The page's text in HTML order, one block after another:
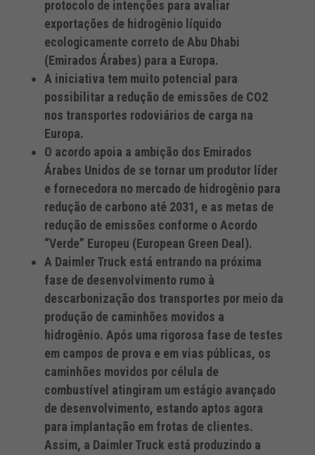
protocolo de intenções para avaliar
exportações de hidrogênio líquido
ecologicamente correto de Abu Dhabi
(Emirados Árabes) para a Europa.
A iniciativa tem muito potencial para
possibilitar a redução de emissões de CO2
nos transportes rodoviários de carga na
Europa.
O acordo apoia a ambição dos Emirados
Árabes Unidos de se tornar um produtor líder
e fornecedora no mercado de hidrogênio para
redução de carbono até 2031, e as metas de
redução de emissões conforme o Acordo
“Verde” Europeu (European Green Deal).
A Daimler Truck está entrando na próxima
fase de desenvolvimento rumo à
descarbonização dos transportes por meio da
produção de caminhões movidos a
hidrogênio. Após uma rigorosa fase de testes
em campos de prova e em vias públicas, os
caminhões movidos por célula de
combustível atingiram um estágio avançado
de desenvolvimento, estando aptos agora
para implantação em frotas de clientes.
Assim, a Daimler Truck está produzindo a